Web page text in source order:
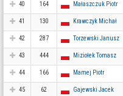
40 164 Małaszczuk Piotr
41 130 Krawczyk Michał
42 287 Torzewski Janusz
43 444 Miziołek Tomasz
44 166 Mamej Piotr
45 62 Gajewski Jacek